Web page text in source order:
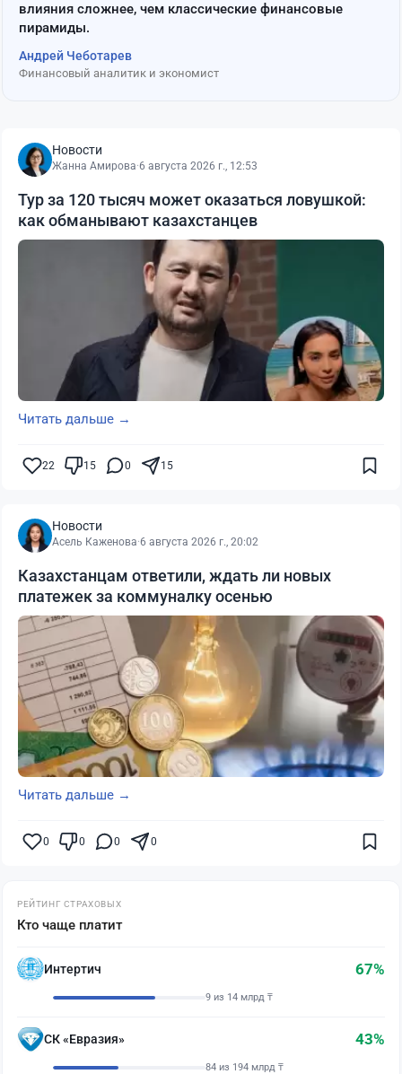
влияния сложнее, чем классические финансовые
пирамиды.
Андрей Чеботарев
Финансовый аналитик и экономист
Новости
Жанна Амирова·6 августа 2026 г., 12:53
Тур за 120 тысяч может оказаться ловушкой:
как обманывают казахстанцев
Читать дальше →
22 15 0 15
Новости
Асель Каженова·6 августа 2026 г., 20:02
Казахстанцам ответили, ждать ли новых
платежек за коммуналку осенью
Читать дальше →
0 0 0 0
РЕЙТИНГ СТРАХОВЫХ
Кто чаще платит
Интертич 67%
9 из 14 млрд ₸
СК «Евразия» 43%
84 из 194 млрд ₸